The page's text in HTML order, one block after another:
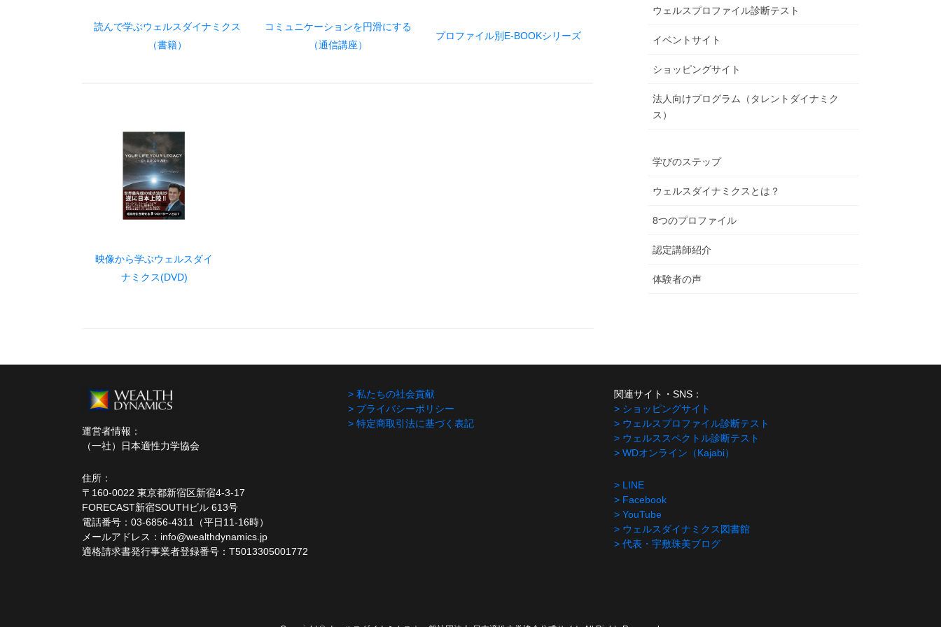
読んで学ぶウェルスダイナミクス
（書籍）
コミュニケーションを円滑にする
（通信講座）
プロファイル別E-BOOKシリーズ
映像から学ぶウェルスダイ
ナミクス(DVD)
ウェルスプロファイル診断テスト
イベントサイト
ショッピングサイト
法人向けプログラム（タレントダイナミク
ス）
学びのステップ
ウェルスダイナミクスとは？
8つのプロファイル
認定講師紹介
体験者の声
運営者情報：
（一社）日本適性力学協会
住所：
〒160-0022 東京都新宿区新宿4-3-17
FORECAST新宿SOUTHビル 613号
電話番号：03-6856-4311（平日11-16時）
メールアドレス：info@wealthdynamics.jp
適格請求書発行事業者登録番号：T5013305001772
> 私たちの社会貢献
> プライバシーポリシー
> 特定商取引法に基づく表記
関連サイト・SNS：
> ショッピングサイト
> ウェルスプロファイル診断テスト
> ウェルススペクトル診断テスト
> WDオンライン（Kajabi）
> LINE
> Facebook
> YouTube
> ウェルスダイナミクス図書館
> 代表・宇敷珠美ブログ